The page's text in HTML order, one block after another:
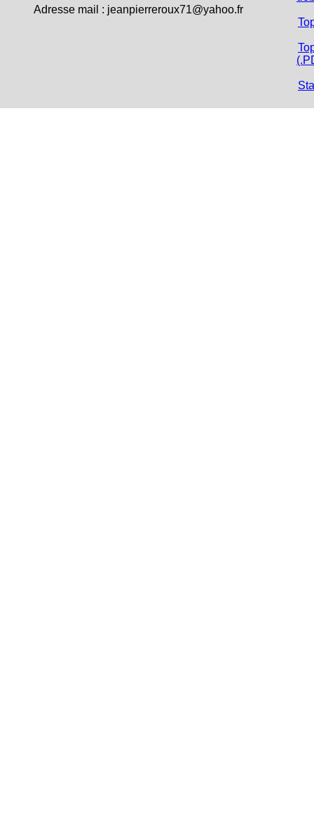
Adresse mail : jeanpierreroux71@yahoo.fr